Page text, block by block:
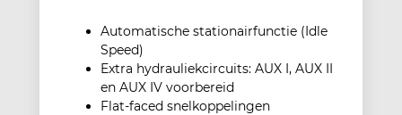
Automatische stationairfunctie (Idle
Speed)
Extra hydrauliekcircuits: AUX I, AUX II
en AUX IV voorbereid
Flat-faced snelkoppelingen